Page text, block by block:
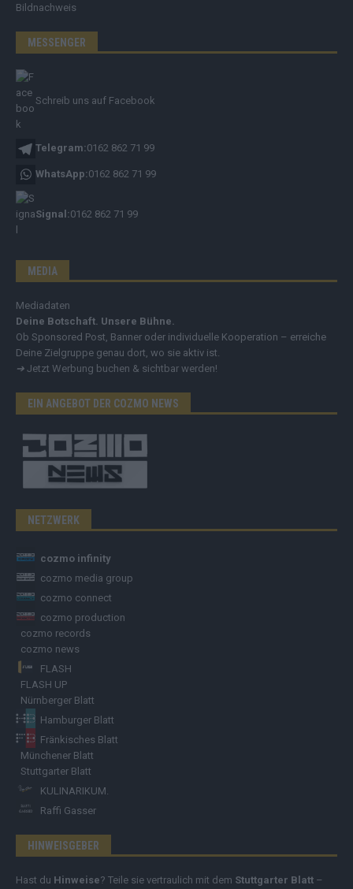
Bildnachweis
MESSENGER
Schreib uns auf Facebook
Telegram:0162 862 71 99
WhatsApp:0162 862 71 99
Signal:0162 862 71 99
MEDIA
Mediadaten
Deine Botschaft. Unsere Bühne.
Ob Sponsored Post, Banner oder individuelle Kooperation – erreiche
Deine Zielgruppe genau dort, wo sie aktiv ist.
➔ Jetzt Werbung buchen & sichtbar werden!
EIN ANGEBOT DER COZMO NEWS
NETZWERK
cozmo infinity
cozmo media group
cozmo connect
cozmo production
cozmo records
cozmo news
FLASH
FLASH UP
Nürnberger Blatt
Hamburger Blatt
Fränkisches Blatt
Münchener Blatt
Stuttgarter Blatt
KULINARIKUM.
Raffi Gasser
HINWEISGEBER
Hast du Hinweise? Teile sie vertraulich mit dem Stuttgarter Blatt –